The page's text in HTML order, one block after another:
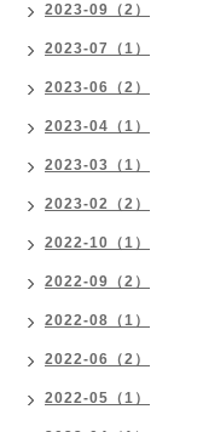
2023-09（2）
2023-07（1）
2023-06（2）
2023-04（1）
2023-03（1）
2023-02（2）
2022-10（1）
2022-09（2）
2022-08（1）
2022-06（2）
2022-05（1）